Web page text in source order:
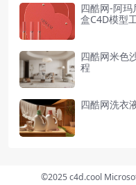
四酷网-阿
盒C4D模型
四酷网米色
程
四酷网洗衣
©2025 c4d.cool